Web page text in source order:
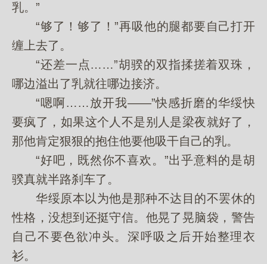
乳。”
“够了！够了！”再吸他的腿都要自己打开
缠上去了。
“还差一点……”胡骙的双指揉搓着双珠，
哪边溢出了乳就往哪边接济。
“嗯啊……放开我——”快感折磨的华绥快
要疯了，如果这个人不是别人是梁夜就好了，
那他肯定狠狠的抱住他要他吸干自己的乳。
“好吧，既然你不喜欢。”出乎意料的是胡
骙真就半路刹车了。
华绥原本以为他是那种不达目的不罢休的
性格，没想到还挺守信。他晃了晃脑袋，警告
自己不要色欲冲头。深呼吸之后开始整理衣
衫。